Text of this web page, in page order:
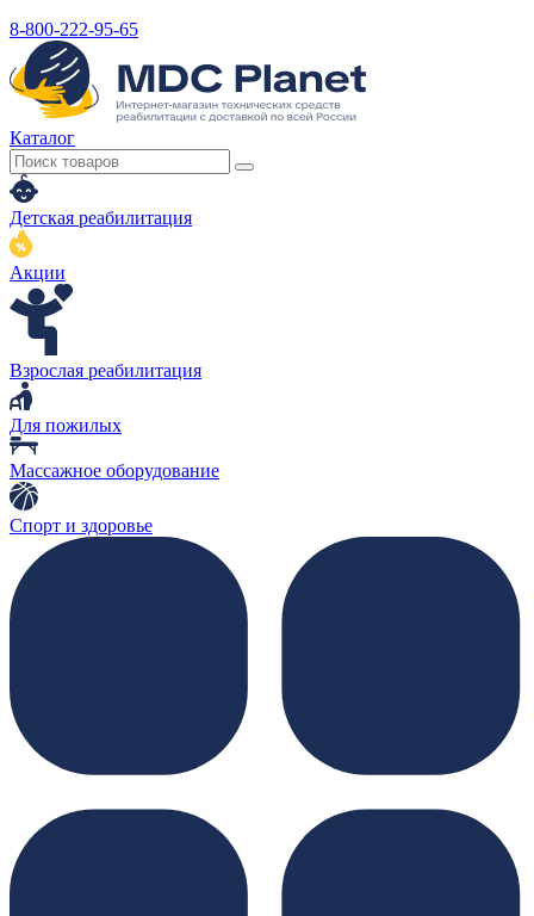
8-800-222-95-65
Каталог
Детская реабилитация
Акции
Взрослая реабилитация
Для пожилых
Массажное оборудование
Спорт и здоровье